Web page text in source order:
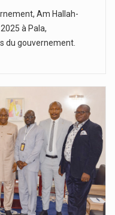
Am Hallah-
à Pala,
du gouvernement.